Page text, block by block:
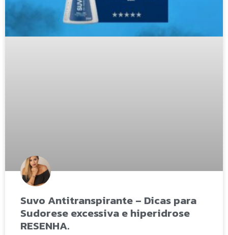
Suvo Antitranspirante – Dicas para
Sudorese excessiva e hiperidrose
RESENHA.